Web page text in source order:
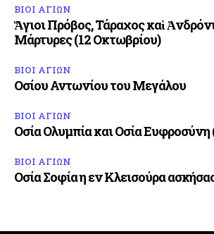
ΒΙΟΙ ΑΓΙΩΝ
Ἅγιοι Πρόβος, Τάραχος καὶ
Μάρτυρες (12 Οκτωβρίου)
ΒΙΟΙ ΑΓΙΩΝ
Οσίου Αντωνίου του Μεγάλου
ΒΙΟΙ ΑΓΙΩΝ
Οσία Ολυμπία και Οσία Ευφροσύνη
ΒΙΟΙ ΑΓΙΩΝ
Οσία Σοφία η εν Κλεισούρα